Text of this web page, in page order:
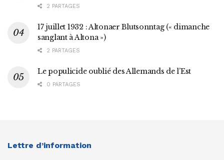
2 PARTAGES
17 juillet 1932 : Altonaer Blutsonntag (« dimanche
sanglant à Altona »)
2 PARTAGES
Le populicide oublié des Allemands de l’Est
0 PARTAGES
Lettre d’information